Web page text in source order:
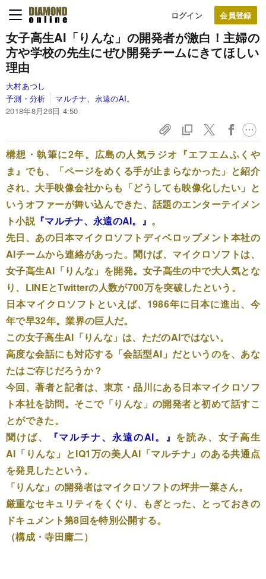
ログイン
女子高生AI「りんな」の開発者が激白！主婦の
方や学校の先生にぜひ開発チームにきてほしい
理由
大村あつし
予測・分析
マルチナ、永遠のAI。
2018年8月26日 4:50
構想・執筆に2年。広島の人気ラジオ『エフエムふくや
ま』でも、「ページをめくる手が止まらなかった」と紹介
され、大手映像会社からも「どうしても映像化したい」と
いうオファーが舞い込んできた、話題のエンターテイメン
ト小説『マルチナ、永遠のAI。』 。
先日、あの日本マイクロソフトディベロップメント本社の
AIチームから連絡があった。聞けば、マイクロソフトは、
女子高生AI「りんな」を開発。女子高生の中で大人気とな
り、LINEとTwitterの人数が700万を突破したという。
日本マイクロソフトといえば、1986年に日本に進出、今
年で早32年。業界の巨人だ。
この女子高生AI「りんな」は、ただのAIではない。
高度な会話にも対応する「会話型AI」だというのを、あな
たはご存じだろうか？
今回、著者と記者は、東京・品川にある日本マイクロソフ
ト本社を訪問。そこで「りんな」の開発者と初めて話すこ
とができた。
聞けば、
『マルチナ、永遠のAI。』 を読み、女子高生
AI「りんな」とIQ1万の美人AI「マルチナ」のある共通点
を発見したという。
「りんな」の開発者はマイクロソフトの坪井一菜さん。
厳重なセキュリティをくぐり、もぎとった、とっておきの
ドキュメント第8回を特別公開する。
（構成・寺田庸二）